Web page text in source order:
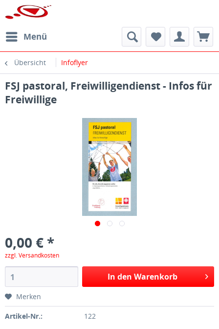
Menü
Übersicht Infoflyer
FSJ pastoral, Freiwilligendienst - Infos für
Freiwillige
0,00 € *
zzgl. Versandkosten
In den Warenkorb
Merken
Artikel-Nr.: 122